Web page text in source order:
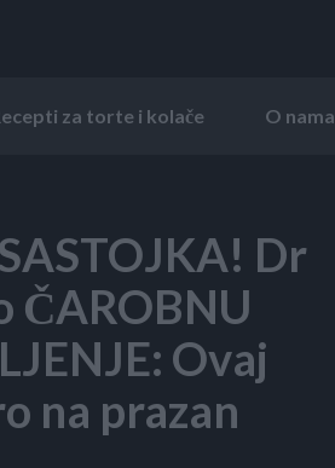
za torte i kolače O nama
Dr
ČAROBNU
Ovaj
na prazan